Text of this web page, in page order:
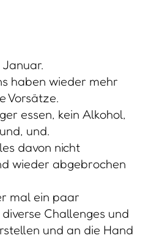
haben wieder mehr
Vorsätze.
essen, kein Alkohol,
und.
davon nicht
wieder abgebrochen
mal ein paar
Challenges und
und an die Hand